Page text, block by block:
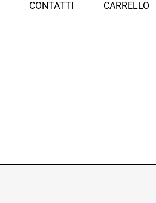
CONTATTI CARRELLO